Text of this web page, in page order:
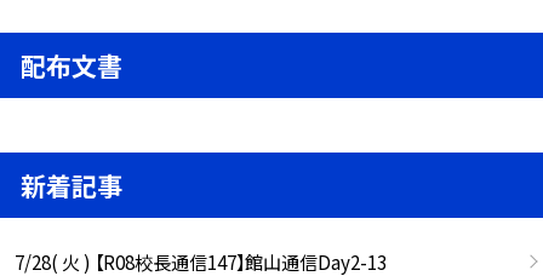
配布文書
新着記事
7/28( 火 ) 【R08校長通信147】館山通信Day2-13